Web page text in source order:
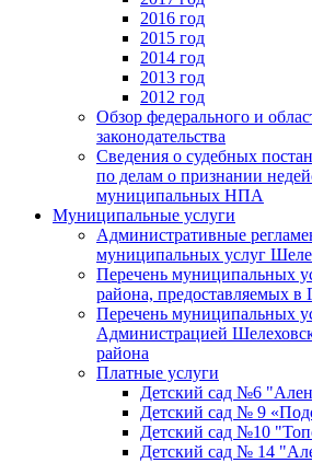
2016 год
2015 год
2014 год
2013 год
2012 год
Обзор федерального и
законодательства
Сведения о судебных
по делам о признании
муниципальных НПА
Муниципальные услуги
Административные
муниципальных услуг
Перечень муниципальных
района,
Перечень муниципальных
Администрацией
района
Платные услуги
Детский сад №6
Детский сад № 9
Детский сад №10
Детский сад № 14